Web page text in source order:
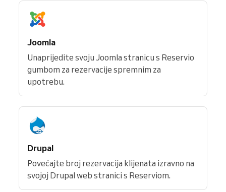
Joomla
Unaprijedite svoju Joomla stranicu s Reservio
gumbom za rezervacije spremnim za
upotrebu.
Drupal
Povećajte broj rezervacija klijenata izravno na
svojoj Drupal web stranici s Reserviom.